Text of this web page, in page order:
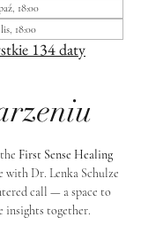
18:00
18:00
134 daty
First Sense Healing
with Dr. Lenka Schulze
call — a space to
insights together.